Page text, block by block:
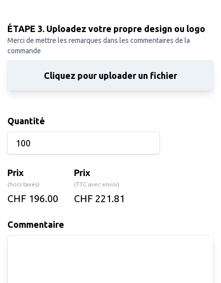
ÉTAPE 3. Uploadez votre propre design ou logo
Merci de mettre les remarques dans les commentaires de la
commande
Cliquez pour uploader un fichier
Quantité
Prix
(hors taxes)
CHF 196.00
Prix
(TTC avec envoi)
CHF 221.81
Commentaire